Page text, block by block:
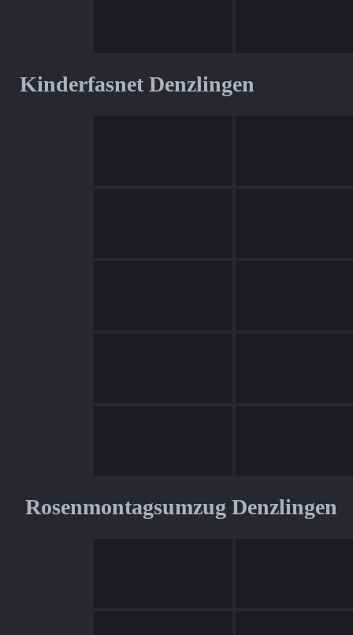
Kinderfasnet Denzlingen
Rosenmontagsumzug Denzlingen